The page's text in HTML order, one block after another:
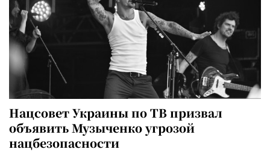
Нацсовет Украины по ТВ призвал
объявить Музыченко угрозой
нацбезопасности